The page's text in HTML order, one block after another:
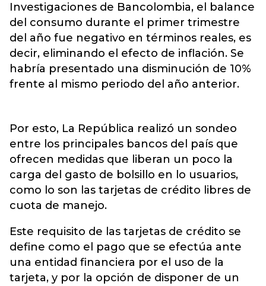
Investigaciones de Bancolombia, el balance
del consumo durante el primer trimestre
del año fue negativo en términos reales, es
decir, eliminando el efecto de inflación. Se
habría presentado una disminución de 10%
frente al mismo periodo del año anterior.
Por esto, La República realizó un sondeo
entre los principales bancos del país que
ofrecen medidas que liberan un poco la
carga del gasto de bolsillo en lo usuarios,
como lo son las tarjetas de crédito libres de
cuota de manejo.
Este requisito de las tarjetas de crédito se
define como el pago que se efectúa ante
una entidad financiera por el uso de la
tarjeta, y por la opción de disponer de un